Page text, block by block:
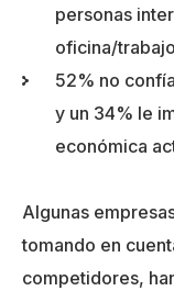
personas
oficina/
52% no
y un 34% le
económica
Algunas
tomando en
competidores,